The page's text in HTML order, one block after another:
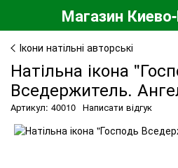
Ікони натільні авторські
Натільна ікона
Вседержитель.
Артикул: 40010 Написати відгук